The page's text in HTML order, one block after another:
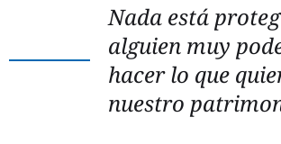
Nada está
alguien muy
hacer lo que
nuestro